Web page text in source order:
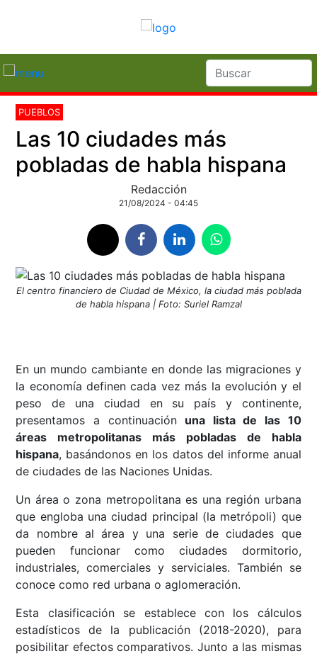
PUEBLOS
Las 10 ciudades más
pobladas de habla hispana
Redacción
21/08/2024 - 04:45
El centro financiero de Ciudad de México, la ciudad más poblada
de habla hispana | Foto: Suriel Ramzal
En un mundo cambiante en donde las migraciones y
la economía definen cada vez más la evolución y el
peso de una ciudad en su país y continente,
presentamos a continuación una lista de las 10
áreas metropolitanas más pobladas de habla
hispana, basándonos en los datos del informe anual
de ciudades de las Naciones Unidas.
Un área o zona metropolitana es una región urbana
que engloba una ciudad principal (la metrópoli) que
da nombre al área y una serie de ciudades que
pueden funcionar como ciudades dormitorio,
industriales, comerciales y serviciales. También se
conoce como red urbana o aglomeración.
Esta clasificación se establece con los cálculos
estadísticos de la publicación (2018-2020), para
posibilitar efectos comparativos. Junto a las mismas